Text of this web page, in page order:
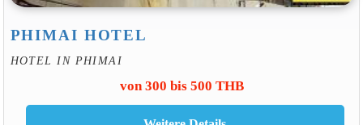
PHIMAI HOTEL
HOTEL IN PHIMAI
von 300 bis 500 THB